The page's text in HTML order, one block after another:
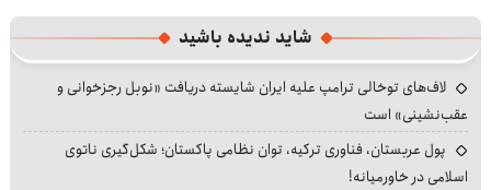
شاید ندیده باشید
لاف‌های توخالی ترامپ علیه ایران شایسته دریافت «نوبل رجزخوانی و
عقب‌نشینی» است
پول عربستان، فناوری ترکیه، توان نظامی پاکستان؛ شکل‌گیری ناتوی
اسلامی در خاورمیانه!